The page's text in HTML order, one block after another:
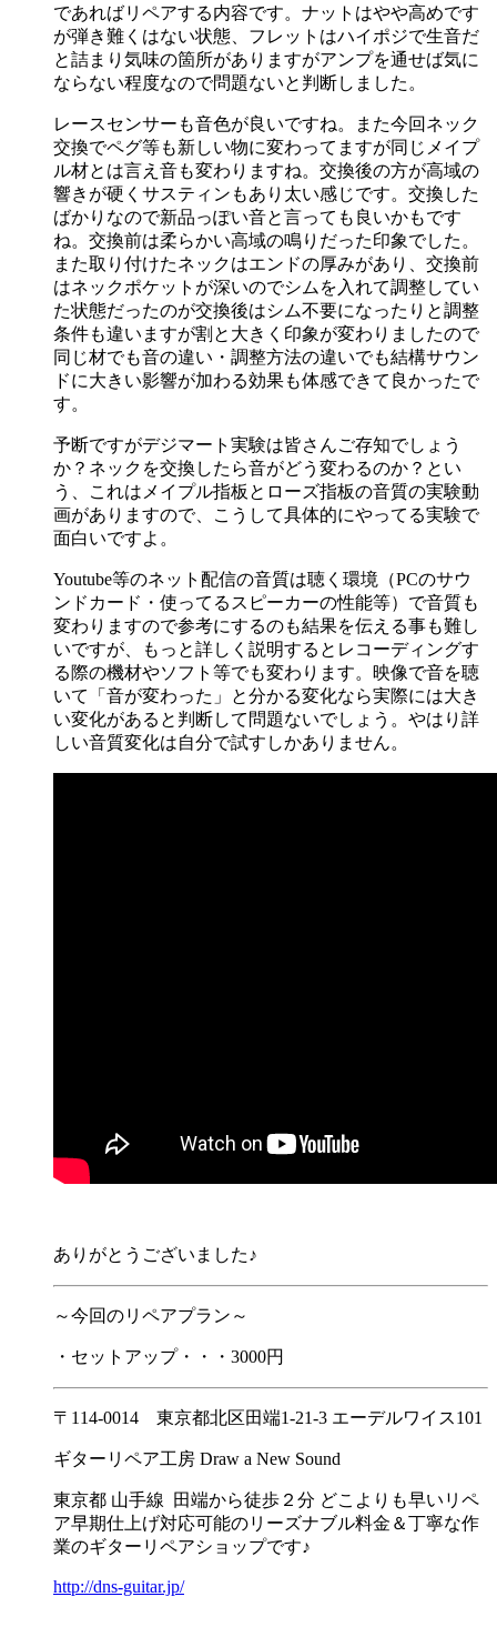
であればリペアする内容です。ナットはやや高めです
が弾き難くはない状態、フレットはハイポジで生音だ
と詰まり気味の箇所がありますがアンプを通せば気に
ならない程度なので問題ないと判断しました。
レースセンサーも音色が良いですね。また今回ネック
交換でペグ等も新しい物に変わってますが同じメイプ
ル材とは言え音も変わりますね。交換後の方が高域の
響きが硬くサスティンもあり太い感じです。交換した
ばかりなので新品っぽい音と言っても良いかもです
ね。交換前は柔らかい高域の鳴りだった印象でした。
また取り付けたネックはエンドの厚みがあり、交換前
はネックポケットが深いのでシムを入れて調整してい
た状態だったのが交換後はシム不要になったりと調整
条件も違いますが割と大きく印象が変わりましたので
同じ材でも音の違い・調整方法の違いでも結構サウン
ドに大きい影響が加わる効果も体感できて良かったで
す。
予断ですがデジマート実験は皆さんご存知でしょう
か？ネックを交換したら音がどう変わるのか？とい
う、これはメイプル指板とローズ指板の音質の実験動
画がありますので、こうして具体的にやってる実験で
面白いですよ。
Youtube等のネット配信の音質は聴く環境（PCのサウ
ンドカード・使ってるスピーカーの性能等）で音質も
変わりますので参考にするのも結果を伝える事も難し
いですが、もっと詳しく説明するとレコーディングす
る際の機材やソフト等でも変わります。映像で音を聴
いて「音が変わった」と分かる変化なら実際には大き
い変化があると判断して問題ないでしょう。やはり詳
しい音質変化は自分で試すしかありません。
ありがとうございました♪
～今回のリペアプラン～
・セットアップ・・・3000円
〒114-0014 東京都北区田端1-21-3 エーデルワイス101
ギターリペア工房 Draw a New Sound
東京都 山手線 田端から徒歩２分 どこよりも早いリペ
ア早期仕上げ対応可能のリーズナブル料金＆丁寧な作
業のギターリペアショップです♪
http://dns-guitar.jp/